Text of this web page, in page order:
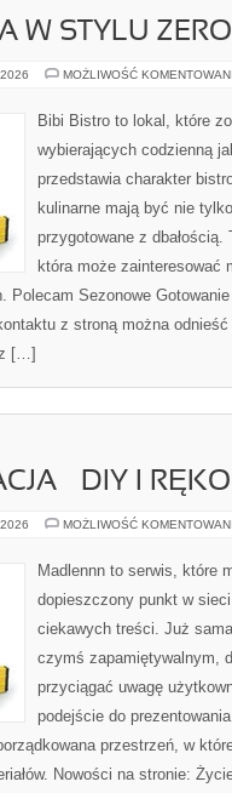
W STYLU
MOŻLIWOŚĆ
Bibi Bistro to lokal, które
wybierających codzienną
przedstawia charakter
kulinarne mają być nie
przygotowane z
która może zainteresować
Polecam Sezonowe
z stroną można
z […]
– DIY I
MOŻLIWOŚĆ
Madlennn to serwis, które
dopieszczony punkt w
ciekawych treści. Już
czymś zapamiętywalnym,
przyciągać uwagę
podejście do
przestrzeń, w
Nowości na stronie: